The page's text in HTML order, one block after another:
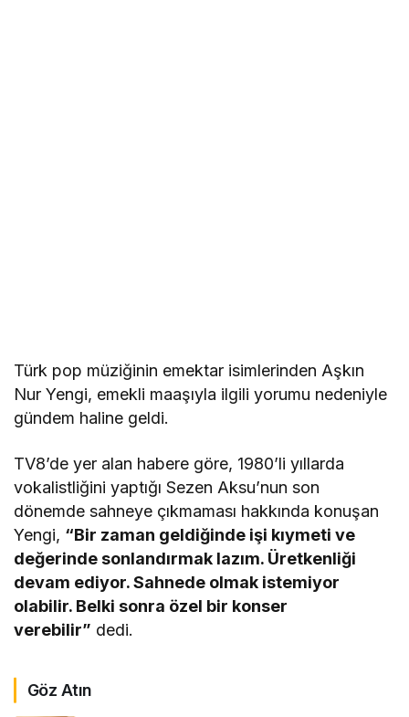
Türk pop müziğinin emektar isimlerinden Aşkın
Nur Yengi, emekli maaşıyla ilgili yorumu nedeniyle
gündem haline geldi.
TV8’de yer alan habere göre, 1980’li yıllarda
vokalistliğini yaptığı Sezen Aksu’nun son
dönemde sahneye çıkmaması hakkında konuşan
Yengi, “Bir zaman geldiğinde işi kıymeti ve
değerinde sonlandırmak lazım. Üretkenliği
devam ediyor. Sahnede olmak istemiyor
olabilir. Belki sonra özel bir konser
verebilir” dedi.
Göz Atın